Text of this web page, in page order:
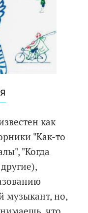
как
"Как-то
"Когда
музыкант, но,